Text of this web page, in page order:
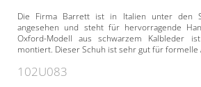
Die Firma Barrett ist in Italien unter den
angesehen und steht für hervorragende
Oxford-Modell aus schwarzem Kalbleder
montiert. Dieser Schuh ist sehr gut für formelle
102U083